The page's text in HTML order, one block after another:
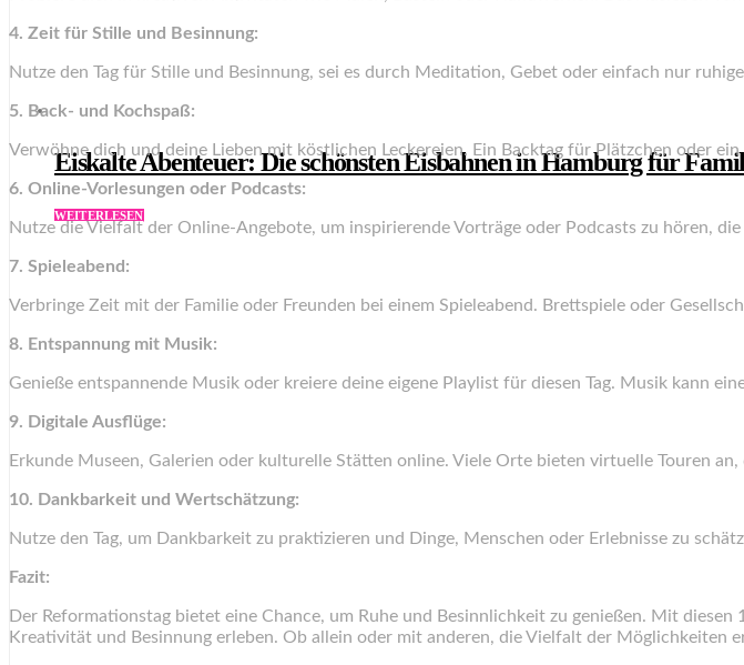
Eiskalte Abenteuer: Die schönsten Eisbahnen in Hamburg für
WEITERLESEN
4. Zeit für Stille und Besinnung:
Nutze den Tag für Stille und Besinnung, sei es durch Meditation, Gebet oder einfach nur
5. Back- und Kochspaß:
Verwöhne dich und deine Lieben mit köstlichen Leckereien. Ein Backtag für Plätzchen oder
6. Online-Vorlesungen oder Podcasts:
Nutze die Vielfalt der Online-Angebote, um inspirierende Vorträge oder Podcasts zu hören, die
7. Spieleabend:
Verbringe Zeit mit der Familie oder Freunden bei einem Spieleabend. Brettspiele oder
8. Entspannung mit Musik:
Genieße entspannende Musik oder kreiere deine eigene Playlist für diesen Tag. Musik kann
9. Digitale Ausflüge:
Erkunde Museen, Galerien oder kulturelle Stätten online. Viele Orte bieten virtuelle Touren
10. Dankbarkeit und Wertschätzung:
Nutze den Tag, um Dankbarkeit zu praktizieren und Dinge, Menschen oder Erlebnisse zu
Fazit:
Der Reformationstag bietet eine Chance, um Ruhe und Besinnlichkeit zu genießen. Mit
Kreativität und Besinnung erleben. Ob allein oder mit anderen, die Vielfalt der Möglichkeiten